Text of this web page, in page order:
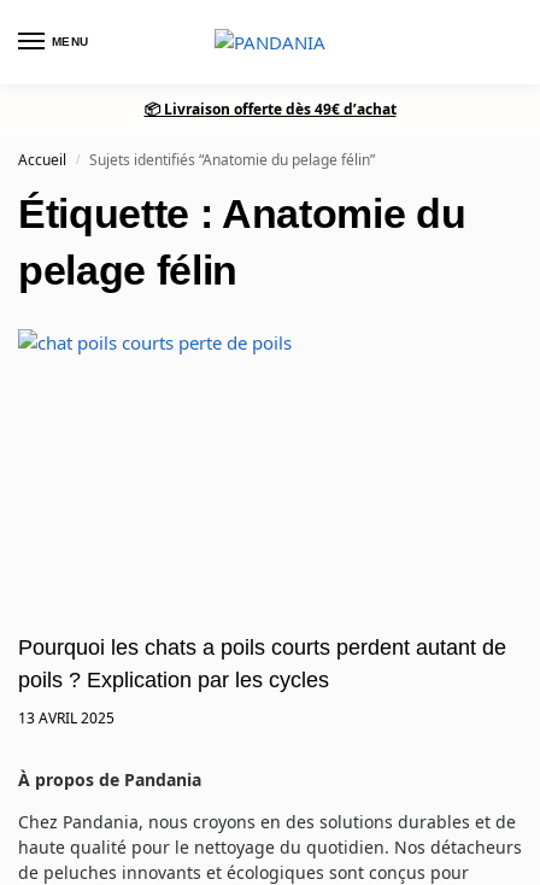
MENU
📦 Livraison offerte dès 49€ d’achat
Accueil / Sujets identifiés “Anatomie du pelage félin”
Étiquette : Anatomie du
pelage félin
Pourquoi les chats a poils courts perdent autant de
poils ? Explication par les cycles
13 AVRIL 2025
À propos de Pandania
Chez Pandania, nous croyons en des solutions durables et de
haute qualité pour le nettoyage du quotidien. Nos détacheurs
de peluches innovants et écologiques sont conçus pour